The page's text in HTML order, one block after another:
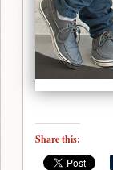
Share this: